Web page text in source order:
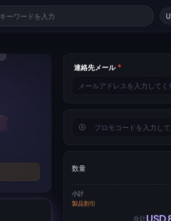
連絡先メール *
数量
小計
製品割引
合計USD